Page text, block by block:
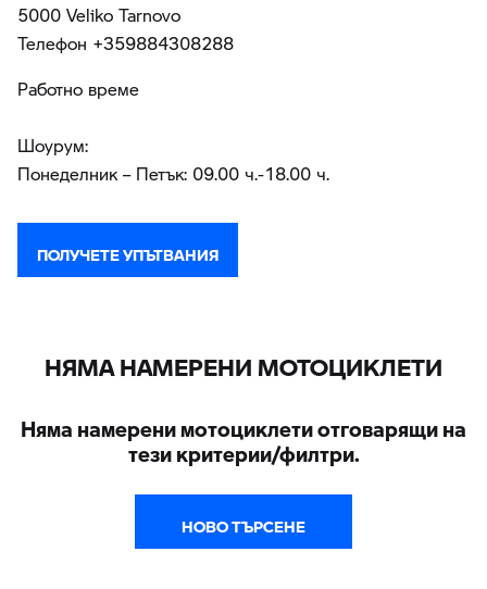
5000 Veliko Tarnovo
Teлефон +359884308288
Работно време
Шоурум:
Понеделник – Петък: 09.00 ч.-18.00 ч.
ПОЛУЧЕТЕ УПЪТВАНИЯ
НЯМА НАМЕРЕНИ МОТОЦИКЛЕТИ
Няма намерени мотоциклети отговарящи на
тези критерии/филтри.
НОВО ТЪРСЕНЕ